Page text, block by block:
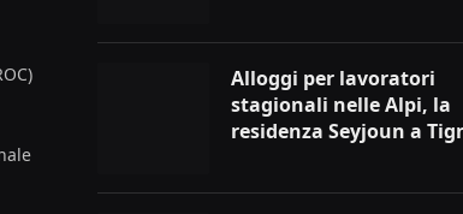
Alloggi per lavoratori
stagionali nelle Alpi, la
residenza Seyjoun a